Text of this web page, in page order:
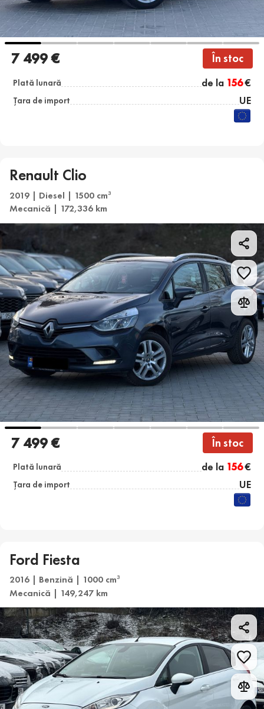
7 499 € În stoc
Plată lunară de la 156€
Țara de import UE
Renault Clio
2019 | Diesel | 1500 cm3
Mecanică | 172,336 km
7 499 € În stoc
Plată lunară de la 156€
Țara de import UE
Ford Fiesta
2016 | Benzină | 1000 cm3
Mecanică | 149,247 km